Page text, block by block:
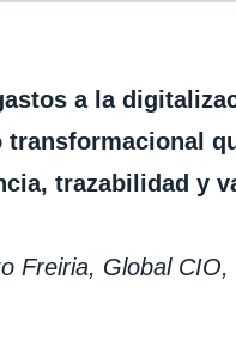
a la
transformacional
trazabilidad y
Freiria, Global CIO,